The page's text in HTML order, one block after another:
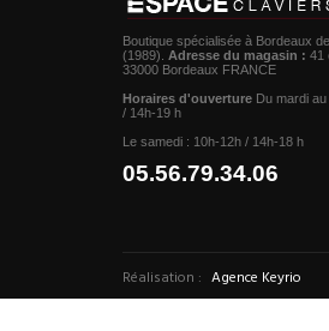
Boutique spécialisée à Bordeaux
(1989). Adresse du magasin : 41
33000 Bordeaux FRANCE
Horaires d'ouverture Du mardi
/ 14h-19 h
Le samedi : 10h-12h / 14h-18 h
05.56.79.34.06
Réalisation : Agence Keyrio